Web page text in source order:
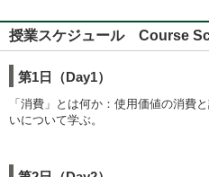
授業スケジュール Course
第1日（Day1）
「消費」とは何か：使用価値の消費
いについて学ぶ。